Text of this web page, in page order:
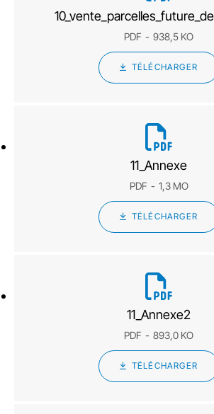
PDF 938,5 KO
TÉLÉCHARGER
11_Annexe
PDF 1,3 MO
TÉLÉCHARGER
11_Annexe2
PDF 893,0 KO
TÉLÉCHARGER